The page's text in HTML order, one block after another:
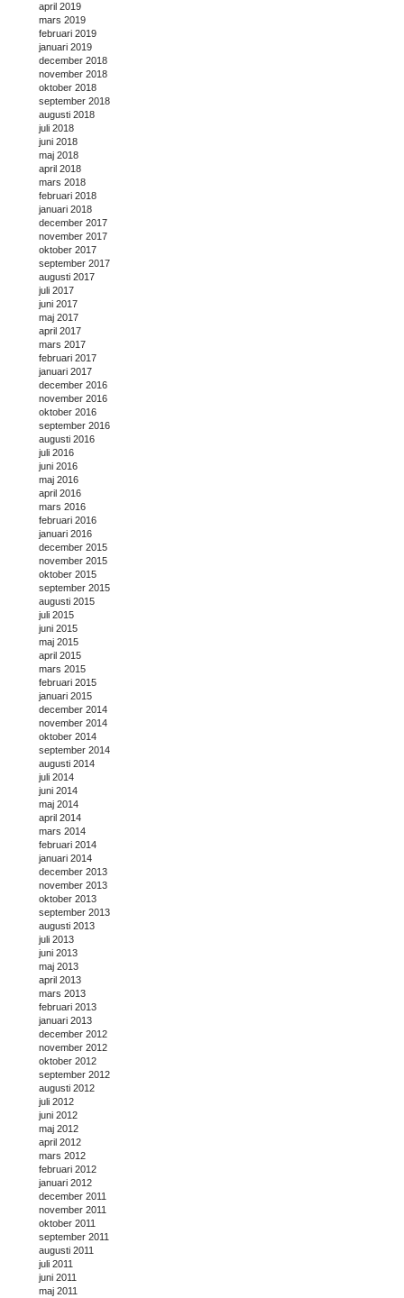
april 2019
mars 2019
februari 2019
januari 2019
december 2018
november 2018
oktober 2018
september 2018
augusti 2018
juli 2018
juni 2018
maj 2018
april 2018
mars 2018
februari 2018
januari 2018
december 2017
november 2017
oktober 2017
september 2017
augusti 2017
juli 2017
juni 2017
maj 2017
april 2017
mars 2017
februari 2017
januari 2017
december 2016
november 2016
oktober 2016
september 2016
augusti 2016
juli 2016
juni 2016
maj 2016
april 2016
mars 2016
februari 2016
januari 2016
december 2015
november 2015
oktober 2015
september 2015
augusti 2015
juli 2015
juni 2015
maj 2015
april 2015
mars 2015
februari 2015
januari 2015
december 2014
november 2014
oktober 2014
september 2014
augusti 2014
juli 2014
juni 2014
maj 2014
april 2014
mars 2014
februari 2014
januari 2014
december 2013
november 2013
oktober 2013
september 2013
augusti 2013
juli 2013
juni 2013
maj 2013
april 2013
mars 2013
februari 2013
januari 2013
december 2012
november 2012
oktober 2012
september 2012
augusti 2012
juli 2012
juni 2012
maj 2012
april 2012
mars 2012
februari 2012
januari 2012
december 2011
november 2011
oktober 2011
september 2011
augusti 2011
juli 2011
juni 2011
maj 2011